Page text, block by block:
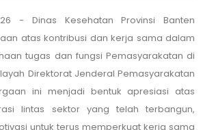
- Dinas Kesehatan Provinsi Banten
atas kontribusi dan kerja sama dalam
tugas dan fungsi Pemasyarakatan di
Direktorat Jenderal Pemasyarakatan
ini menjadi bentuk apresiasi atas
lintas sektor yang telah terbangun,
untuk terus memperkuat kerja sama